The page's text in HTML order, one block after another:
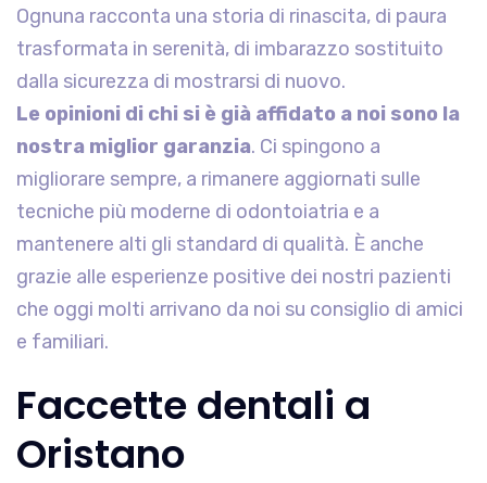
Ognuna racconta una storia di rinascita, di paura
trasformata in serenità, di imbarazzo sostituito
dalla sicurezza di mostrarsi di nuovo.
Le opinioni di chi si è già affidato a noi sono la
nostra miglior garanzia. Ci spingono a
migliorare sempre, a rimanere aggiornati sulle
tecniche più moderne di odontoiatria e a
mantenere alti gli standard di qualità. È anche
grazie alle esperienze positive dei nostri pazienti
che oggi molti arrivano da noi su consiglio di amici
e familiari.
Faccette dentali a
Oristano